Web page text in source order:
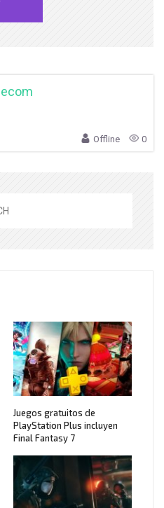
Offline 0
Juegos gratuitos de
PlayStation Plus incluyen
Final Fantasy 7